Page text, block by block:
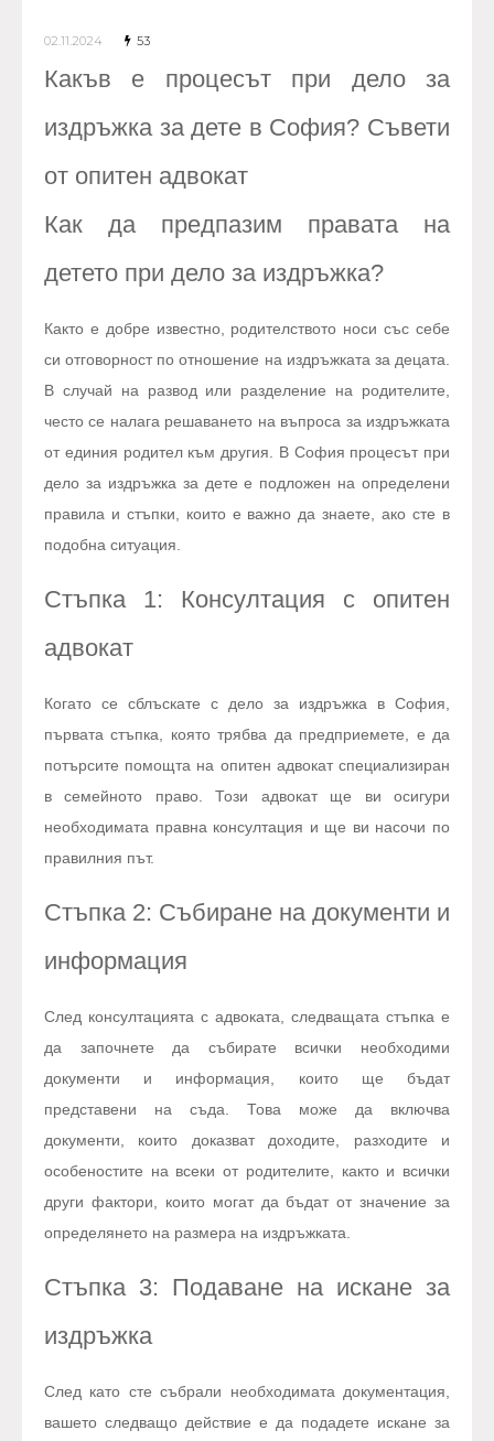
02.11.2024 53
Какъв е процесът при дело за
издръжка за дете в София? Съвети
от опитен адвокат
Как да предпазим правата на
детето при дело за издръжка?
Както е добре известно, родителството носи със себе
си отговорност по отношение на издръжката за децата.
В случай на развод или разделение на родителите,
често се налага решаването на въпроса за издръжката
от единия родител към другия. В София процесът при
дело за издръжка за дете е подложен на определени
правила и стъпки, които е важно да знаете, ако сте в
подобна ситуация.
Стъпка 1: Консултация с опитен
адвокат
Когато се сблъскате с дело за издръжка в София,
първата стъпка, която трябва да предприемете, е да
потърсите помощта на опитен адвокат специализиран
в семейното право. Този адвокат ще ви осигури
необходимата правна консултация и ще ви насочи по
правилния път.
Стъпка 2: Събиране на документи и
информация
След консултацията с адвоката, следващата стъпка е
да започнете да събирате всички необходими
документи и информация, които ще бъдат
представени на съда. Това може да включва
документи, които доказват доходите, разходите и
особеностите на всеки от родителите, както и всички
други фактори, които могат да бъдат от значение за
определянето на размера на издръжката.
Стъпка 3: Подаване на искане за
издръжка
След като сте събрали необходимата документация,
вашето следващо действие е да подадете искане за